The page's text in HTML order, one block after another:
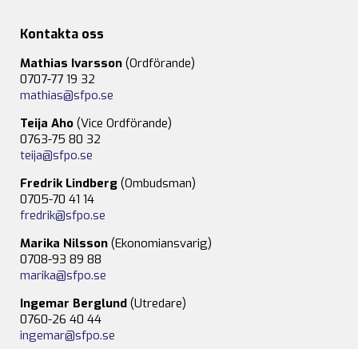
Kontakta oss
Mathias Ivarsson (Ordförande)
0707-77 19 32
mathias@sfpo.se
Teija Aho (Vice Ordförande)
0763-75 80 32
teija@sfpo.se
Fredrik Lindberg (Ombudsman)
0705-70 41 14
fredrik@sfpo.se
Marika Nilsson (Ekonomiansvarig)
0708-93 89 88
marika@sfpo.se
Ingemar Berglund (Utredare)
0760-26 40 44
ingemar@sfpo.se